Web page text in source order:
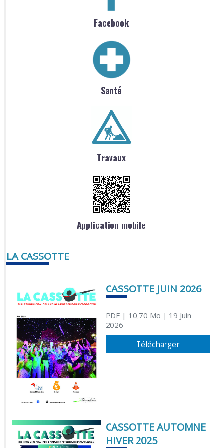
Facebook
Santé
Travaux
Application mobile
LA CASSOTTE
CASSOTTE JUIN 2026
PDF| 10,70 Mo | 19 Juin
2026
Télécharger
CASSOTTE AUTOMNE
HIVER 2025